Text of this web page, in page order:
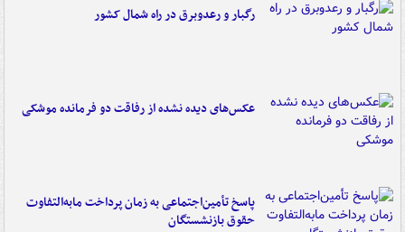
رگبار و رعدوبرق در راه شمال کشور
عکس‌های دیده نشده از رفاقت دو فرمانده‌ موشکی
پاسخ تأمین‌اجتماعی به زمان پرداخت مابه‌التفاوت
حقوق بازنشستگان